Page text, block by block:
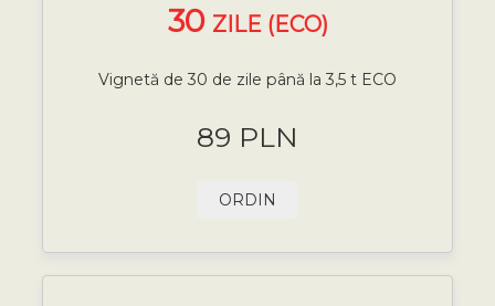
30 ZILE (ECO)
Vignetă de 30 de zile până la 3,5 t ECO
89 PLN
ORDIN